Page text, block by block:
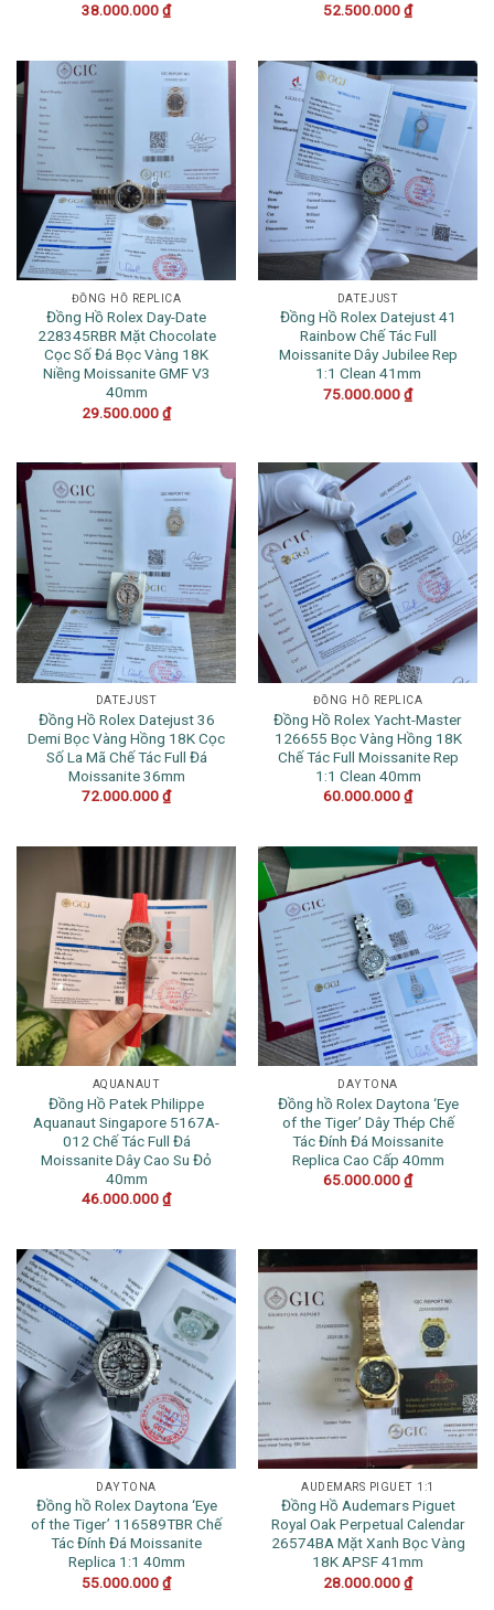
38.000.000₫
52.500.000₫
ĐỒNG HỒ REPLICA
Đồng Hồ Rolex Day-Date
228345RBR Mặt Chocolate
Cọc Số Đá Bọc Vàng 18K
Niềng Moissanite GMF V3
40mm
29.500.000₫
DATEJUST
Đồng Hồ Rolex Datejust 41
Rainbow Chế Tác Full
Moissanite Dây Jubilee Rep
1:1 Clean 41mm
75.000.000₫
DATEJUST
Đồng Hồ Rolex Datejust 36
Demi Bọc Vàng Hồng 18K Cọc
Số La Mã Chế Tác Full Đá
Moissanite 36mm
72.000.000₫
ĐỒNG HỒ REPLICA
Đồng Hồ Rolex Yacht-Master
126655 Bọc Vàng Hồng 18K
Chế Tác Full Moissanite Rep
1:1 Clean 40mm
60.000.000₫
AQUANAUT
Đồng Hồ Patek Philippe
Aquanaut Singapore 5167A-
012 Chế Tác Full Đá
Moissanite Dây Cao Su Đỏ
40mm
46.000.000₫
DAYTONA
Đồng hồ Rolex Daytona ‘Eye
of the Tiger’ Dây Thép Chế
Tác Đính Đá Moissanite
Replica Cao Cấp 40mm
65.000.000₫
DAYTONA
Đồng hồ Rolex Daytona ‘Eye
of the Tiger’ 116589TBR Chế
Tác Đính Đá Moissanite
Replica 1:1 40mm
55.000.000₫
AUDEMARS PIGUET 1:1
Đồng Hồ Audemars Piguet
Royal Oak Perpetual Calendar
26574BA Mặt Xanh Bọc Vàng
18K APSF 41mm
28.000.000₫